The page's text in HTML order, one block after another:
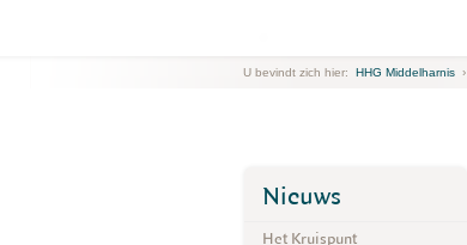
U bevindt zich hier: HHG Middelharnis ›
Nieuws
Het Kruispunt